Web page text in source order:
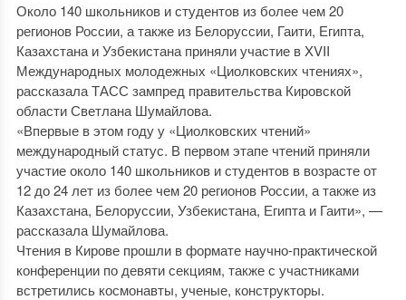
Около 140 школьников и студентов из более чем 20
регионов России, а также из Белоруссии, Гаити, Египта,
Казахстана и Узбекистана приняли участие в XVII
Международных молодежных «Циолковских чтениях»,
рассказала ТАСС зампред правительства Кировской
области Светлана Шумайлова.
«Впервые в этом году у «Циолковских чтений»
международный статус. В первом этапе чтений приняли
участие около 140 школьников и студентов в возрасте от
12 до 24 лет из более чем 20 регионов России, а также из
Казахстана, Белоруссии, Узбекистана, Египта и Гаити», —
рассказала Шумайлова.
Чтения в Кирове прошли в формате научно-практической
конференции по девяти секциям, также с участниками
встретились космонавты, ученые, конструкторы.